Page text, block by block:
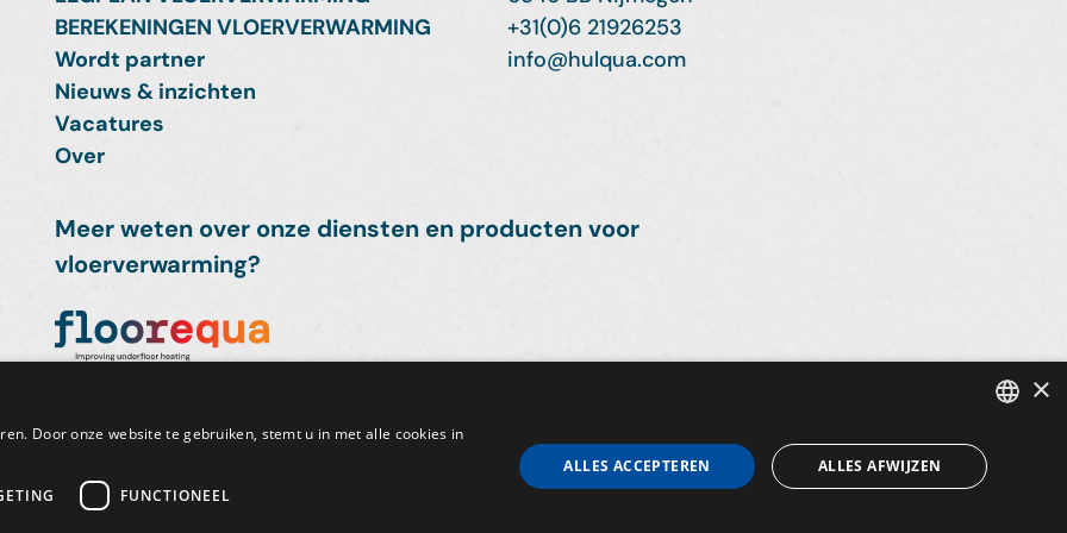
BEREKENINGEN VLOERVERWARMING
Wordt partner
Nieuws & inzichten
Vacatures
Over
+31(0)6 21926253
info@hulqua.com
Meer weten over onze diensten en producten voor
vloerverwarming?
Algemene voorwaarden Design Realisatie
DUTCH
×
Door onze website te gebruiken, stemt u in met alle cookies in
FUNCTIONEEL
ALLES ACCEPTEREN ALLES AFWIJZEN